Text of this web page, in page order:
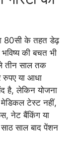
80सी के तहत डेढ़
की बचत भी
तीन साल तक
या आधा
है, लेकिन योजना
टेस्ट नहीं,
नेट बैंकिंग या
साल बाद पेंशन